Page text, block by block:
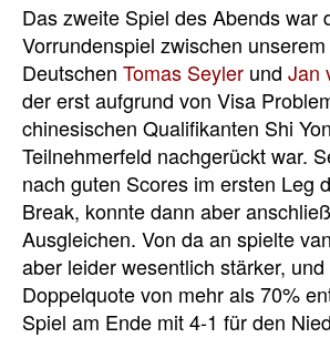
Das zweite Spiel des Abends war
Vorrundenspiel zwischen unserem
Deutschen Tomas Seyler und Jan
der erst aufgrund von Visa
chinesischen Qualifikanten Shi
Teilnehmerfeld nachgerückt war.
nach guten Scores im ersten Leg
Break, konnte dann aber
Ausgleichen. Von da an spielte
aber leider wesentlich stärker,
Doppelquote von mehr als 70%
Spiel am Ende mit 4-1 für den